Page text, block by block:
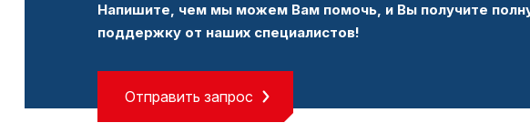
Напишите, чем мы можем Вам помочь, и Вы получите
поддержку от наших специалистов!
Отправить запрос